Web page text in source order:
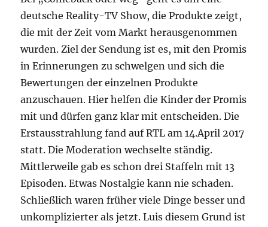
deutsche Reality-TV Show, die Produkte zeigt,
die mit der Zeit vom Markt herausgenommen
wurden. Ziel der Sendung ist es, mit den Promis
in Erinnerungen zu schwelgen und sich die
Bewertungen der einzelnen Produkte
anzuschauen. Hier helfen die Kinder der Promis
mit und dürfen ganz klar mit entscheiden. Die
Erstausstrahlung fand auf RTL am 14.April 2017
statt. Die Moderation wechselte ständig.
Mittlerweile gab es schon drei Staffeln mit 13
Episoden. Etwas Nostalgie kann nie schaden.
Schließlich waren früher viele Dinge besser und
unkomplizierter als jetzt. Luis diesem Grund ist